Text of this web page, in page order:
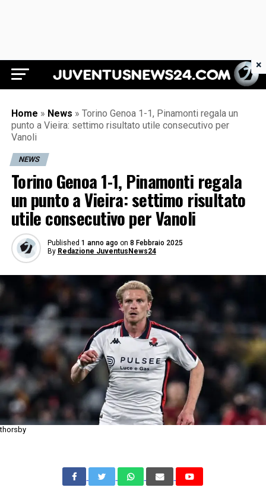
Juventus News 24
Home » News » Torino Genoa 1-1, Pinamonti regala un
punto a Vieira: settimo risultato utile consecutivo per
Vanoli
NEWS
Torino Genoa 1-1, Pinamonti regala
un punto a Vieira: settimo risultato
utile consecutivo per Vanoli
Published 1 anno ago on 8 Febbraio 2025
By Redazione JuventusNews24
thorsby
×